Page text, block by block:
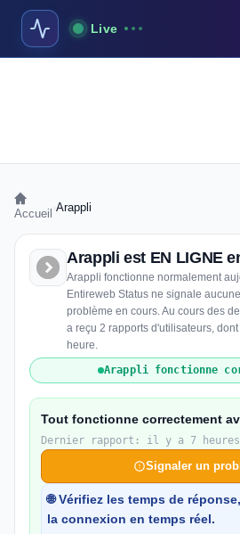
Live
Accueil Arappli
Arappli est EN LIGNE
Arappli fonctionne normalement
Entireweb Status ne signale
problème en cours. Au cours des
a reçu 2 rapports d'utilisateurs,
heure.
Arappli fonctionne
Tout fonctionne correctement
Dernier rapport: il y a 7 heures
Signaler un
🌐 Vérifiez les temps de
la connexion en temps réel.